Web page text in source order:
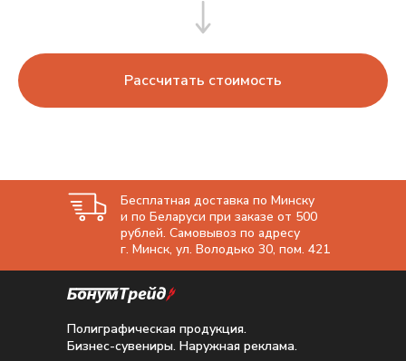
Рассчитать стоимость
Бесплатная доставка по Минску
и по Беларуси при заказе от 500
рублей. Самовывоз по адресу
г. Минск, ул. Володько 30, пом. 421
Полиграфическая продукция.
Бизнес-сувениры. Наружная реклама.